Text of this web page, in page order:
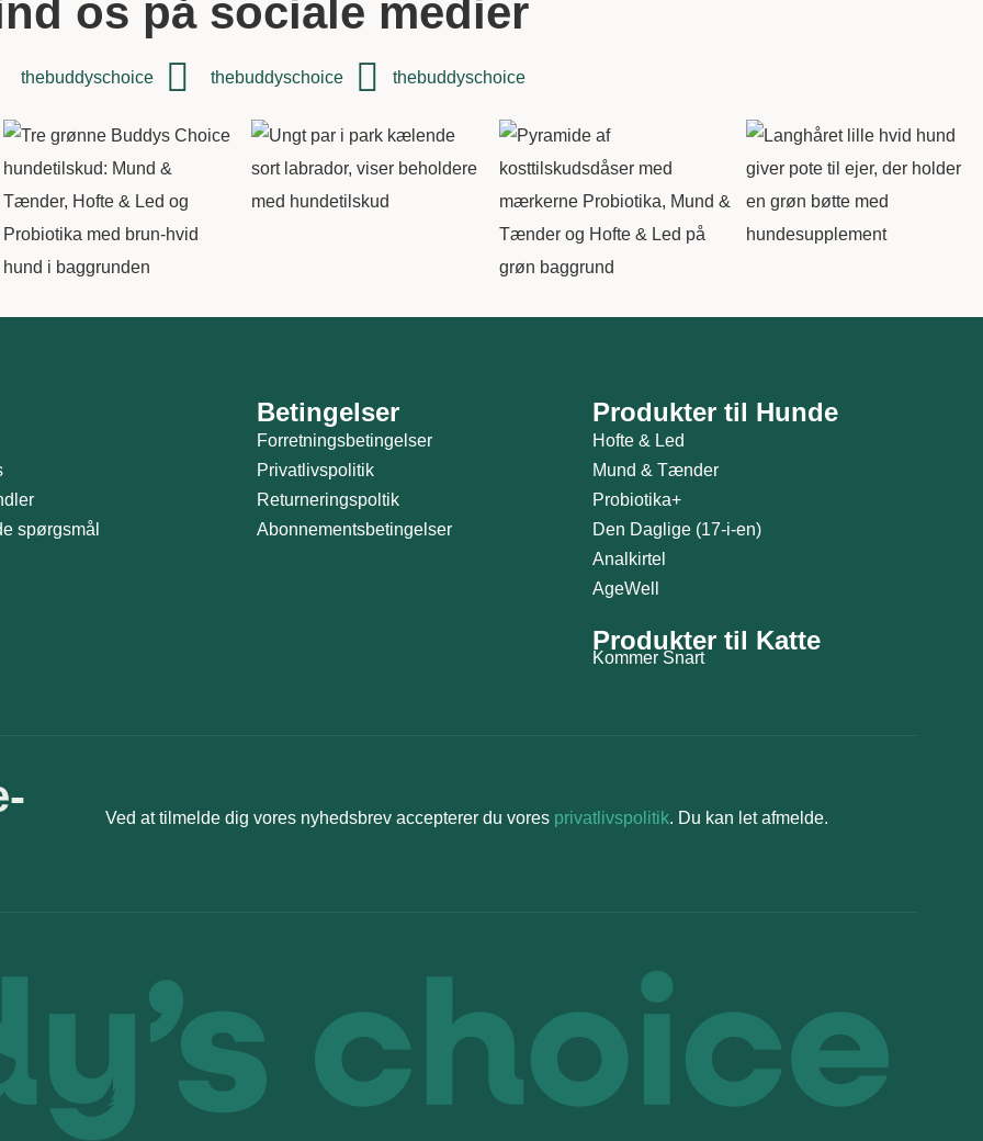
os på sociale medier
thebuddyschoice thebuddyschoice thebuddyschoice
spørgsmål
Betingelser
Forretningsbetingelser
Privatlivspolitik
Returneringspoltik
Abonnementsbetingelser
Produkter til Hunde
Hofte & Led
Mund & Tænder
Probiotika+
Den Daglige (17-i-en)
Analkirtel
AgeWell
Produkter til Katte
Kommer Snart
Ved at tilmelde dig vores nyhedsbrev accepterer du vores privatlivspolitik. Du kan let afmelde.